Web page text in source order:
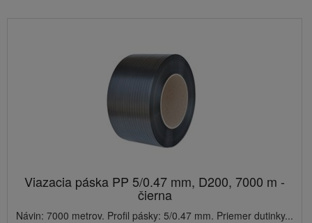
Viazacia páska PP 5/0.47 mm, D200, 7000 m -
čierna
Návin: 7000 metrov. Profil pásky: 5/0.47 mm. Priemer dutinky...